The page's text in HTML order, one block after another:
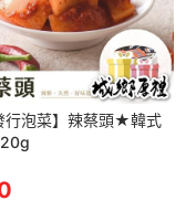
行泡菜】辣蔡頭★韓式